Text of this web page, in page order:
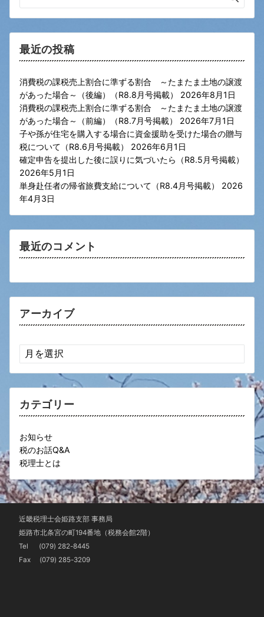
最近の投稿
消費税の課税売上割合に準ずる割合 ～たまたま土地の譲渡
があった場合～（後編）（R8.8月号掲載）
2026年8月1日
消費税の課税売上割合に準ずる割合 ～たまたま土地の譲渡
があった場合～（前編）（R8.7月号掲載）
2026年7月1日
子や孫が住宅を購入する場合に資金援助を受けた場合の贈与
税について（R8.6月号掲載）
2026年6月1日
確定申告を提出した後に誤りに気づいたら（R8.5月号掲載）
2026年5月1日
単身赴任者の帰省旅費支給について（R8.4月号掲載）
2026
年4月3日
最近のコメント
アーカイブ
ア
ー
カ
カテゴリー
お知らせ
税のお話Q&A
税理士とは
近畿税理士会姫路支部 事務局
姫路市北条宮の町194番地（税務会館2階）
Tel (079) 282-8445
Fax (079) 285-3209